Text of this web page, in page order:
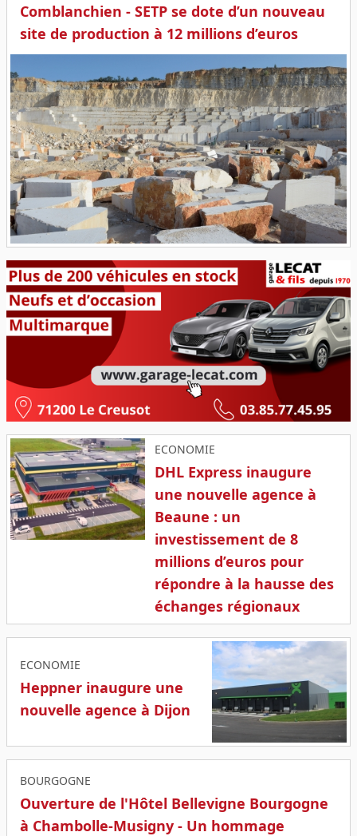
Comblanchien - SETP se dote d’un nouveau
site de production à 12 millions d’euros
ECONOMIE
DHL Express inaugure
une nouvelle agence à
Beaune : un
investissement de 8
millions d’euros pour
répondre à la hausse des
échanges régionaux
ECONOMIE
Heppner inaugure une
nouvelle agence à Dijon
BOURGOGNE
Ouverture de l'Hôtel Bellevigne Bourgogne
à Chambolle-Musigny - Un hommage